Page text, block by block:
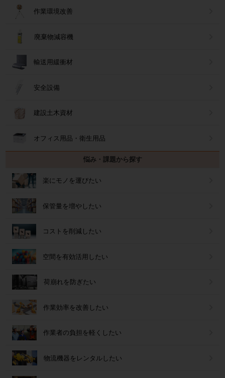
作業環境改善
廃棄物減容機
輸送用緩衝材
安全設備
建設土木資材
オフィス用品・衛生用品
悩み・課題から探す
楽にモノを運びたい
保管量を増やしたい
コストを削減したい
空間を有効活用したい
荷崩れを防ぎたい
作業効率を改善したい
作業者の負担を軽くしたい
物流機器をレンタルしたい